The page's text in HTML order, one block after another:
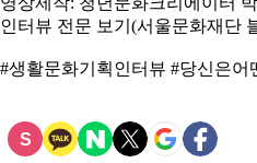
인터뷰 전문 보기(서울문화재단
#생활문화기획인터뷰 #당신은어